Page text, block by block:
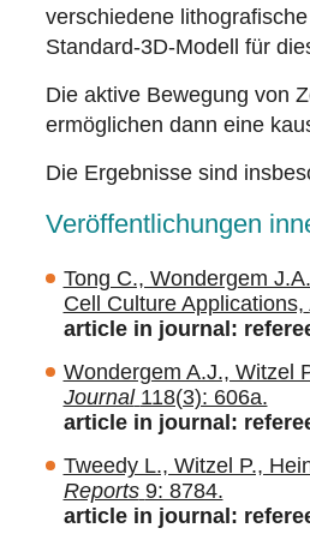
verschiedene
Standard-3D-Modell für
Die aktive Bewegung von
ermöglichen dann eine
Die Ergebnisse sind
Veröffentlichungen
Tong C., Wondergem
Cell Culture Applications,
article in journal:
Wondergem A.J., Witzel
Journal 118(3): 606a.
article in journal:
Tweedy L., Witzel P.,
Reports 9: 8784.
article in journal: